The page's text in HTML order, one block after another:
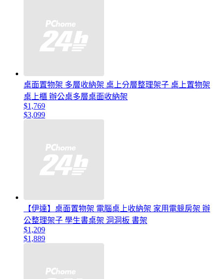
桌面置物架 多層收納架 桌上分層整理架子 桌上置物架
桌上櫃 辦公桌多層桌面收納架
$1,769
$3,099
【伊達】桌面置物架 電腦桌上收納架 家用電競房架 辦
公整理架子 學生書桌架 洞洞板 書架
$1,209
$1,889